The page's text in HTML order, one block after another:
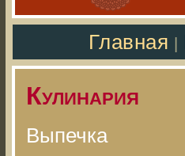
Главная
Кулинария
Выпечка